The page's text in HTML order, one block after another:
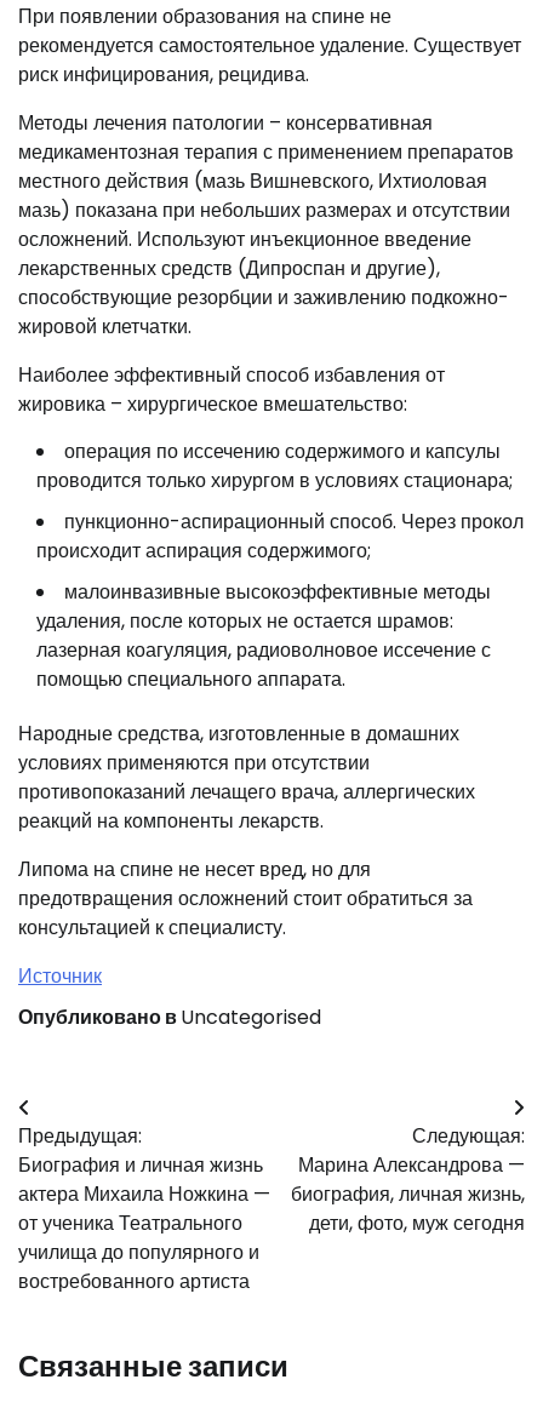
При появлении образования на спине не
рекомендуется самостоятельное удаление. Существует
риск инфицирования, рецидива.
Методы лечения патологии – консервативная
медикаментозная терапия с применением препаратов
местного действия (мазь Вишневского, Ихтиоловая
мазь) показана при небольших размерах и отсутствии
осложнений. Используют инъекционное введение
лекарственных средств (Дипроспан и другие),
способствующие резорбции и заживлению подкожно-
жировой клетчатки.
Наиболее эффективный способ избавления от
жировика – хирургическое вмешательство:
операция по иссечению содержимого и капсулы
проводится только хирургом в условиях стационара;
пункционно-аспирационный способ. Через прокол
происходит аспирация содержимого;
малоинвазивные высокоэффективные методы
удаления, после которых не остается шрамов:
лазерная коагуляция, радиоволновое иссечение с
помощью специального аппарата.
Народные средства, изготовленные в домашних
условиях применяются при отсутствии
противопоказаний лечащего врача, аллергических
реакций на компоненты лекарств.
Липома на спине не несет вред, но для
предотвращения осложнений стоит обратиться за
консультацией к специалисту.
Источник
Опубликовано вUncategorised
Навигация
по
записям
Предыдущая:
Биография и личная жизнь
актера Михаила Ножкина —
от ученика Театрального
училища до популярного и
востребованного артиста
Следующая:
Марина Александрова —
биография, личная жизнь,
дети, фото, муж сегодня
Связанные записи